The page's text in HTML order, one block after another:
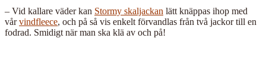
– Vid kallare väder kan Stormy skaljackan lätt knäppas ihop med
vårvindfleece, och på så vis enkelt förvandlas från två jackor till en
fodrad. Smidigt när man ska klä av och på!